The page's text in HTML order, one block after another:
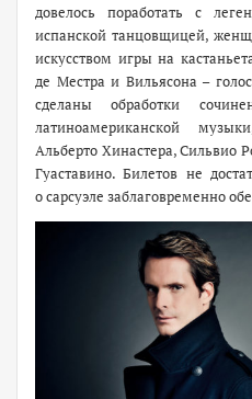
довелось поработать с
испанской танцовщицей,
искусством игры на
де Местра и Вильясона –
сделаны обработки
латиноамериканской
Альберто Хинастера, Сильвио
Гуаставино. Билетов не
о сарсуэле заблаговременно